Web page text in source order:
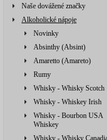
Naše dovážené značky
Alkoholické nápoje
Novinky
Absinthy (Absint)
Amaretto (Amareto)
Rumy
Whisky - Whisky Scotch
Whisky - Whiskey Irish
Whisky - Bourbon USA
Whiskey
Whisky - Whisky